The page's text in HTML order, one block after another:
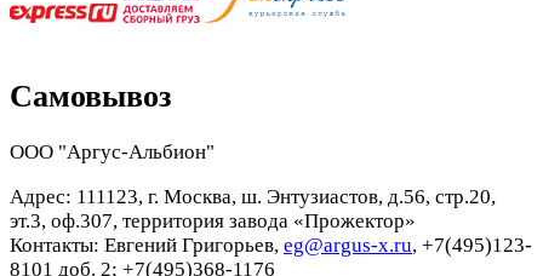
Самовывоз
ООО "Аргус-Альбион"
Адрес: 111123, г. Москва, ш. Энтузиастов, д.56, стр.20,
эт.3, оф.307, территория завода «Прожектор»
Контакты: Евгений Григорьев, eg@argus-x.ru, +7(495)123-
8101 доб. 2; +7(495)368-1176